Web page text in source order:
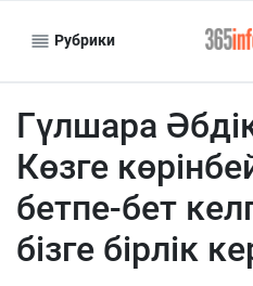
Рубрики
Гүлшара
Көзге
бетпе-бет
бізге бірлік